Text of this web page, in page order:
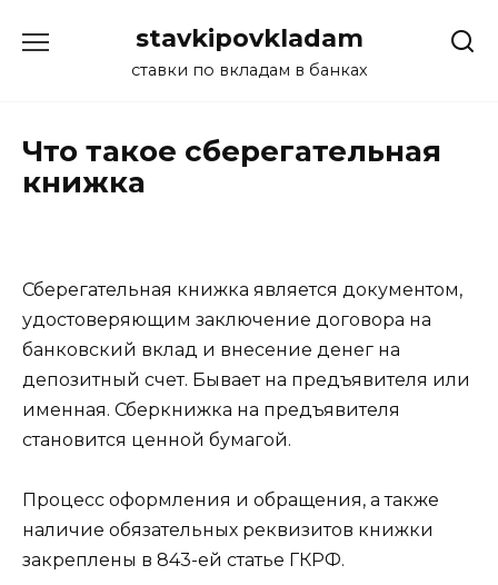
stavkipovkladam
ставки по вкладам в банках
Что такое сберегательная
книжка
Сберегательная книжка является документом,
удостоверяющим заключение договора на
банковский вклад и внесение денег на
депозитный счет. Бывает на предъявителя или
именная. Сберкнижка на предъявителя
становится ценной бумагой.
Процесс оформления и обращения, а также
наличие обязательных реквизитов книжки
закреплены в 843-ей статье ГКРФ.